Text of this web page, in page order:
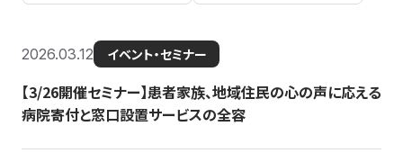
2026.03.12 イベント・セミナー
【3/26開催セミナー】患者家族、地域住民の心の声に応える
病院寄付と窓口設置サービスの全容